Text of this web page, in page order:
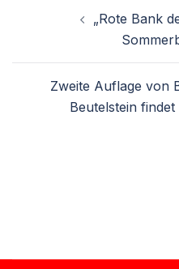
„Rote Bank
Zweite Auflage von
Beutelstein